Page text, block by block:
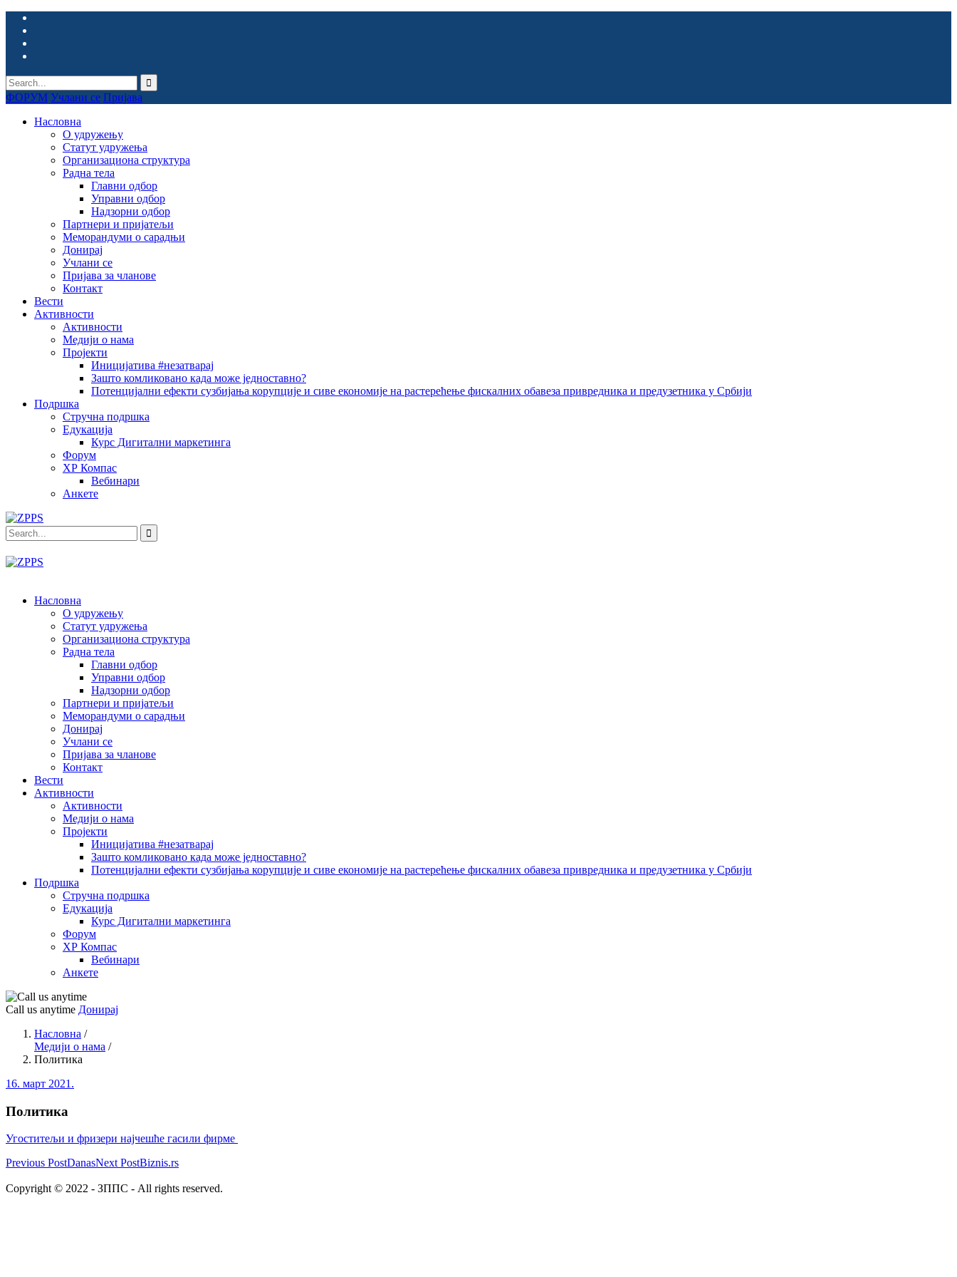
ФОРУМ Учлани се Пријава
Насловна
О удружењу
Статут удружења
Организациона структура
Радна тела
Главни одбор
Управни одбор
Надзорни одбор
Партнери и пријатељи
Меморандуми о сарадњи
Донирај
Учлани се
Пријава за чланове
Контакт
Вести
Активности
Активности
Медији о нама
Пројекти
Иницијатива #незатварај
Зашто комликовано када може једноставно?
Потенцијални ефекти сузбијања корупције и сиве економије на растерећење фискалних обавеза привредника и предузетника у Србији
Подршка
Стручна подршка
Едукација
Курс Дигитални маркетинга
Форум
ХР Компас
Вебинари
Анкете
Насловна
О удружењу
Статут удружења
Организациона структура
Радна тела
Главни одбор
Управни одбор
Надзорни одбор
Партнери и пријатељи
Меморандуми о сарадњи
Донирај
Учлани се
Пријава за чланове
Контакт
Вести
Активности
Активности
Медији о нама
Пројекти
Иницијатива #незатварај
Зашто комликовано када може једноставно?
Потенцијални ефекти сузбијања корупције и сиве економије на растерећење фискалних обавеза привредника и предузетника у Србији
Подршка
Стручна подршка
Едукација
Курс Дигитални маркетинга
Форум
ХР Компас
Вебинари
Анкете
Call us anytime Донирај
Насловна /
Медији о нама /
Политика
16. март 2021.
Политика
Угоститељи и фризери најчешће гасили фирме
Previous PostDanasNext PostBiznis.rs
Copyright © 2022 - ЗППС - All rights reserved.